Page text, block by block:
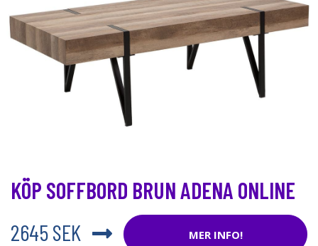
KÖP SOFFBORD BRUN ADENA ONLINE
2645 SEK
MER INFO!